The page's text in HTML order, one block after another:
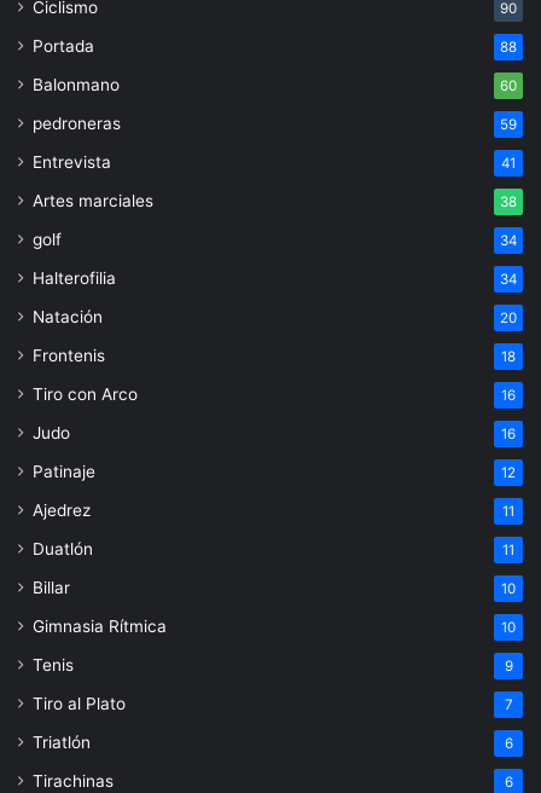
Ciclismo 90
Portada 88
Balonmano 60
pedroneras 59
Entrevista 41
Artes marciales 38
golf 34
Halterofilia 34
Natación 20
Frontenis 18
Tiro con Arco 16
Judo 16
Patinaje 12
Ajedrez 11
Duatlón 11
Billar 10
Gimnasia Rítmica 10
Tenis 9
Tiro al Plato 7
Triatlón 6
Tirachinas 6